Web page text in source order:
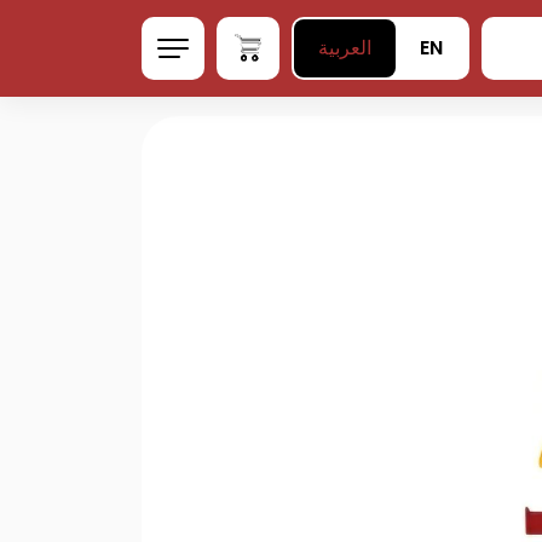
EN العربية